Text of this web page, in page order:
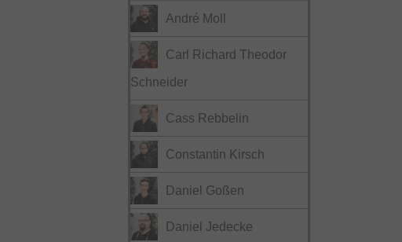
André Moll
Carl Richard Theodor
Schneider
Cass Rebbelin
Constantin Kirsch
Daniel Goßen
Daniel Jedecke